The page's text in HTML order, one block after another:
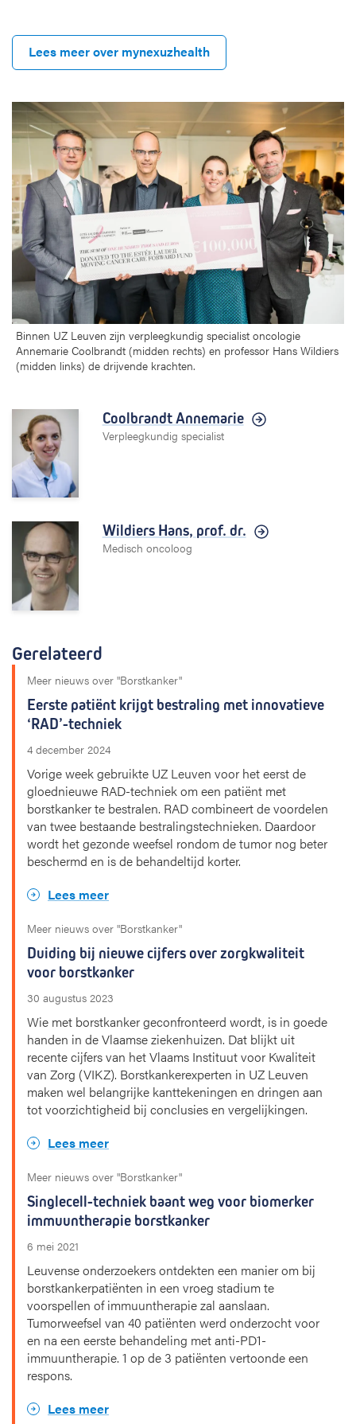
Lees meer over mynexuzhealth
Binnen UZ Leuven zijn verpleegkundig specialist oncologie
Annemarie Coolbrandt (midden rechts) en professor Hans Wildiers
(midden links) de drijvende krachten.
Coolbrandt Annemarie
Verpleegkundig specialist
Wildiers Hans, prof. dr.
Medisch oncoloog
Gerelateerd
Meer nieuws over "Borstkanker"
Eerste patiënt krijgt bestraling met innovatieve
‘RAD’-techniek
4 december 2024
Vorige week gebruikte UZ Leuven voor het eerst de
gloednieuwe RAD-techniek om een patiënt met
borstkanker te bestralen. RAD combineert de voordelen
van twee bestaande bestralingstechnieken. Daardoor
wordt het gezonde weefsel rondom de tumor nog beter
beschermd en is de behandeltijd korter.
Lees meer
Meer nieuws over "Borstkanker"
Duiding bij nieuwe cijfers over zorgkwaliteit
voor borstkanker
30 augustus 2023
Wie met borstkanker geconfronteerd wordt, is in goede
handen in de Vlaamse ziekenhuizen. Dat blijkt uit
recente cijfers van het Vlaams Instituut voor Kwaliteit
van Zorg (VIKZ). Borstkankerexperten in UZ Leuven
maken wel belangrijke kanttekeningen en dringen aan
tot voorzichtigheid bij conclusies en vergelijkingen.
Lees meer
Meer nieuws over "Borstkanker"
Singlecell-techniek baant weg voor biomerker
immuuntherapie borstkanker
6 mei 2021
Leuvense onderzoekers ontdekten een manier om bij
borstkankerpatiënten in een vroeg stadium te
voorspellen of immuuntherapie zal aanslaan.
Tumorweefsel van 40 patiënten werd onderzocht voor
en na een eerste behandeling met anti-PD1-
immuuntherapie. 1 op de 3 patiënten vertoonde een
respons.
Lees meer